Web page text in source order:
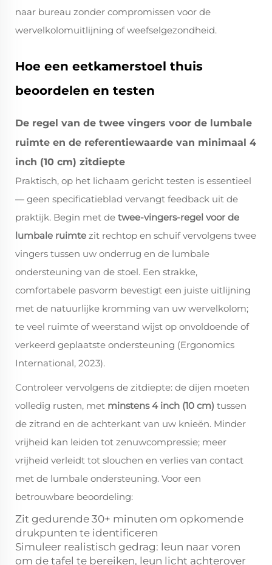
naar bureau zonder compromissen voor de
wervelkolomuitlijning of weefselgezondheid.
Hoe een eetkamerstoel thuis
beoordelen en testen
De regel van de twee vingers voor de lumbale
ruimte en de referentiewaarde van minimaal 4
inch (10 cm) zitdiepte
Praktisch, op het lichaam gericht testen is essentieel
— geen specificatieblad vervangt feedback uit de
praktijk. Begin met de twee-vingers-regel voor de
lumbale ruimte zit rechtop en schuif vervolgens twee
vingers tussen uw onderrug en de lumbale
ondersteuning van de stoel. Een strakke,
comfortabele pasvorm bevestigt een juiste uitlijning
met de natuurlijke kromming van uw wervelkolom;
te veel ruimte of weerstand wijst op onvoldoende of
verkeerd geplaatste ondersteuning (Ergonomics
International, 2023).
Controleer vervolgens de zitdiepte: de dijen moeten
volledig rusten, met minstens 4 inch (10 cm) tussen
de zitrand en de achterkant van uw knieën. Minder
vrijheid kan leiden tot zenuwcompressie; meer
vrijheid verleidt tot slouchen en verlies van contact
met de lumbale ondersteuning. Voor een
betrouwbare beoordeling:
Zit gedurende 30+ minuten om opkomende
drukpunten te identificeren
Simuleer realistisch gedrag: leun naar voren
om de tafel te bereiken, leun licht achterover